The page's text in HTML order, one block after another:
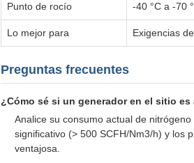
Punto de rocío -40 °C a -70
Lo mejor para Exigencias
Preguntas frecuentes
¿Cómo sé si un generador en el sitio
Analice su consumo actual de
significativo (> 500 SCFH/Nm3/h) y los
ventajosa.